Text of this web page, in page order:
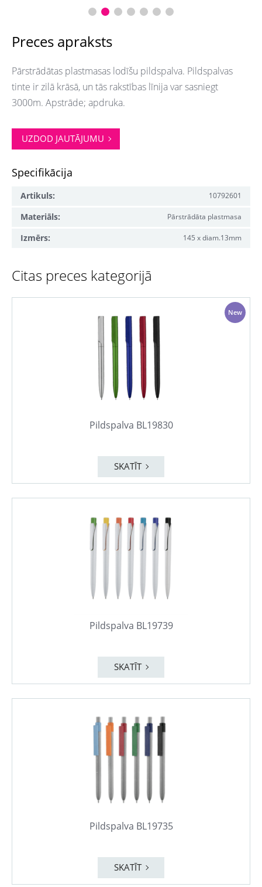
Preces apraksts
Pārstrādātas plastmasas lodīšu pildspalva. Pildspalvas
tinte ir zilā krāsā, un tās rakstības līnija var sasniegt
3000m. Apstrāde; apdruka.
UZDOD JAUTĀJUMU
Specifikācija
Artikuls: 10792601
Materiāls: Pārstrādāta plastmasa
Izmērs: 145 x diam.13mm
Citas preces kategorijā
New
Pildspalva BL19830
SKATĪT
Pildspalva BL19739
SKATĪT
Pildspalva BL19735
SKATĪT